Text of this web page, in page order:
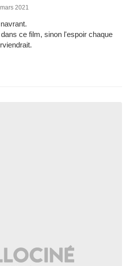
2021
ce film, sinon l'espoir chaque